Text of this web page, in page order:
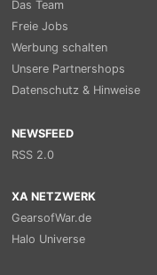
Das Team
Freie Jobs
Werbung schalten
Unsere Partnershops
Datenschutz & Hinweise
NEWSFEED
RSS 2.0
XA NETZWERK
GearsofWar.de
Halo Universe